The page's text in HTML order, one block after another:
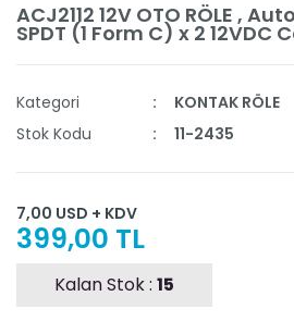
ACJ2112 12V OTO RÖLE ,
SPDT (1 Form C) x 2 12VDC
Kategori
KONTAK RÖLE
Stok Kodu
11-2435
7,00 USD + KDV
399,00 TL
Kalan Stok : 15